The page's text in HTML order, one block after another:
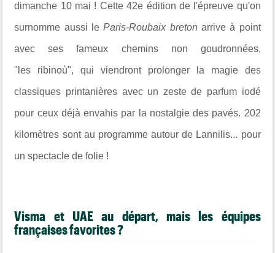
dimanche 10 mai ! Cette 42e édition de l'épreuve qu'on
surnomme aussi leParis-Roubaix breton arrive à point
avec ses fameux chemins non goudronnées,
"les ribinoù", qui viendront prolonger la magie des
classiques printanières avec un zeste de parfum iodé
pour ceux déjà envahis par la nostalgie des pavés. 202
kilomètres sont au programme autour de Lannilis... pour
un spectacle de folie !
Visma et UAE au départ, mais les équipes
françaises favorites ?